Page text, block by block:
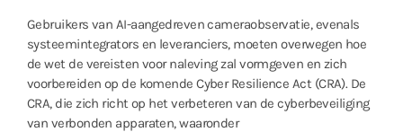
Gebruikers van AI-aangedreven cameraobservatie, evenals
systeemintegrators en leveranciers, moeten overwegen hoe
de wet de vereisten voor naleving zal vormgeven en zich
voorbereiden op de komende Cyber ​​Resilience Act (CRA). De
CRA, die zich richt op het verbeteren van de cyberbeveiliging
van verbonden apparaten, waaronder